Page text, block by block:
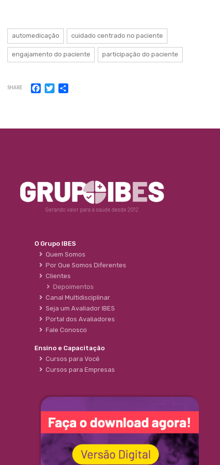
automedicação cuidado centrado no paciente
engajamento do paciente participação do paciente
SHARE Facebook
Twitter
O Grupo IBES
Quem Somos
Por Que Somos Diferentes
Clientes
Depoimentos
Canal Multidisciplinar
Seja um Avaliador IBES
Portal dos Avaliadores
Fale Conosco
Ensino e Capacitação
Cursos para Você
Cursos para Empresas